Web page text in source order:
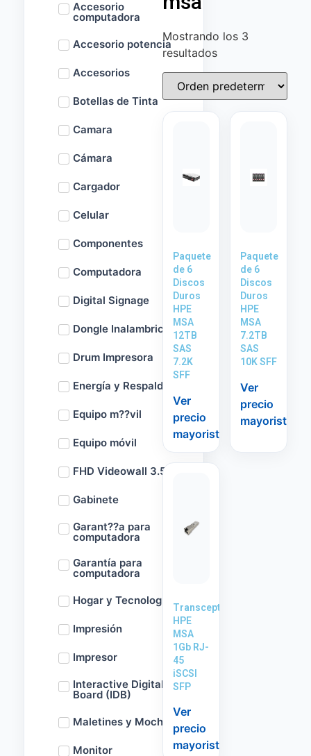
Accesorio
computadora
Accesorio potencia
Accesorios
Botellas de Tinta
Camara
Cámara
Cargador
Celular
Componentes
Computadora
Digital Signage
Dongle Inalambrico
Drum Impresora
Energía y Respaldo
Equipo m??vil
Equipo móvil
FHD Videowall 3.5m
Gabinete
Garant??a para
computadora
Garantía para
computadora
Hogar y Tecnología
Impresión
Impresor
Interactive Digital
Board (IDB)
Maletines y Mochilas
Monitor
Mostrando los 3
resultados
Paquete
de 6
Discos
Duros
HPE
MSA
12TB
SAS
7.2K
SFF
Ver
precio
mayorista
Paquete
de 6
Discos
Duros
HPE
MSA
7.2TB
SAS
10K SFF
Ver
precio
mayorista
Transceptor
HPE
MSA
1Gb RJ-
45
iSCSI
SFP
Ver
precio
mayorista